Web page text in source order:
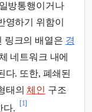
방통행이거나
영하기 위함이
링크의 배열은 경
네트워크 내에
다. 또한, 폐쇄된
태의체인 구조
다.
[1]